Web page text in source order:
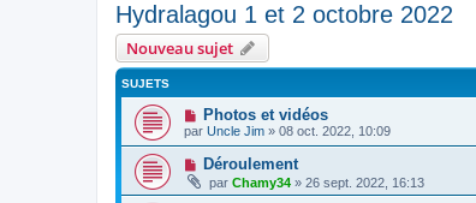
Hydralagou 1 et 2 octobre 2022
Nouveau sujet
SUJETS
Photos et vidéos
par Uncle Jim » 08 oct. 2022, 10:09
Déroulement
par Chamy34 » 26 sept. 2022, 16:13